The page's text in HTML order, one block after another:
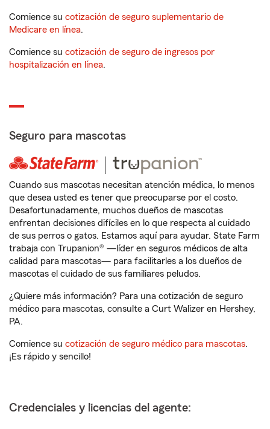
Comience su cotización de seguro suplementario de
Medicare en línea.
Comience su cotización de seguro de ingresos por
hospitalización en línea.
Seguro para mascotas
Cuando sus mascotas necesitan atención médica, lo menos
que desea usted es tener que preocuparse por el costo.
Desafortunadamente, muchos dueños de mascotas
enfrentan decisiones difíciles en lo que respecta al cuidado
de sus perros o gatos. Estamos aquí para ayudar. State Farm
trabaja con Trupanion® —líder en seguros médicos de alta
calidad para mascotas— para facilitarles a los dueños de
mascotas el cuidado de sus familiares peludos.
¿Quiere más información? Para una cotización de seguro
médico para mascotas, consulte a Curt Walizer en Hershey,
PA.
Comience su cotización de seguro médico para mascotas.
¡Es rápido y sencillo!
Credenciales y licencias del agente: